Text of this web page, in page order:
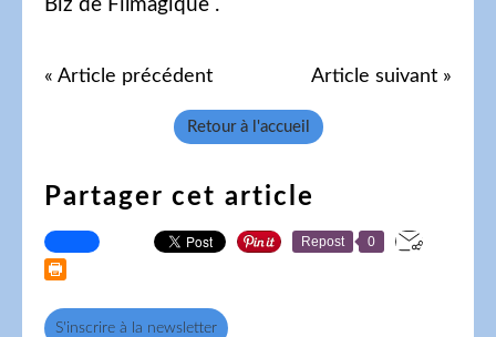
Biz de Filmagique .
« Article précédent Article suivant »
Retour à l'accueil
Partager cet article
Repost 0
S'inscrire à la newsletter